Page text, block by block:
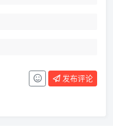
发布评论